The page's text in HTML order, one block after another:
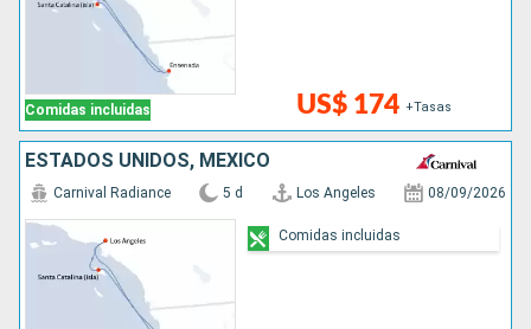
Comidas incluidas US$ 174 +Tasas
ESTADOS UNIDOS, MÉXICO
Carnival Radiance 5 d Los Angeles 08/09/2026
Comidas incluidas